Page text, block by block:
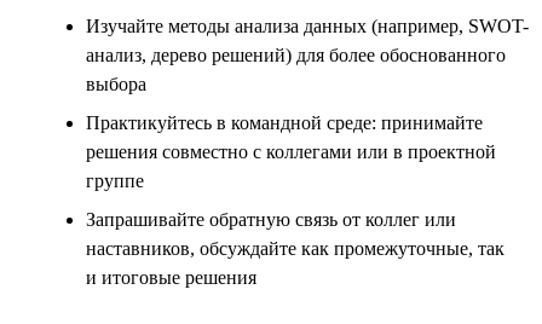
Изучайте методы анализа данных (например, SWOT-
анализ, дерево решений) для более обоснованного
выбора
Практикуйтесь в командной среде: принимайте
решения совместно с коллегами или в проектной
группе
Запрашивайте обратную связь от коллег или
наставников, обсуждайте как промежуточные, так
и итоговые решения